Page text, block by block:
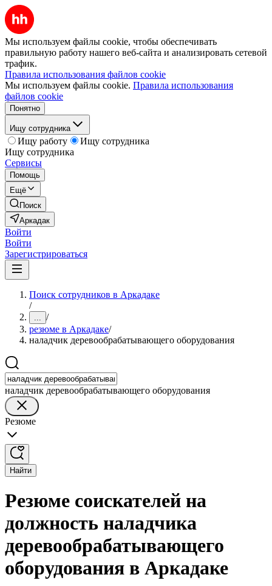
Мы используем файлы cookie, чтобы обеспечивать
правильную работу нашего веб-сайта и анализировать сетевой
трафик.
Правила использования файлов cookie
Мы используем файлы cookie. Правила использования
файлов cookie
Понятно
Ищу сотрудника
Ищу работу
Ищу сотрудника
Ищу сотрудника
Сервисы
Помощь
Ещё
Поиск
Аркадак
Войти
Войти
Зарегистрироваться
Поиск сотрудников в Аркадаке
/
... /
резюме в Аркадаке/
наладчик деревообрабатывающего оборудования
наладчик деревообрабатывающего оборудования
Резюме
Найти
Резюме соискателей на
должность наладчика
деревообрабатывающего
оборудования в Аркадаке